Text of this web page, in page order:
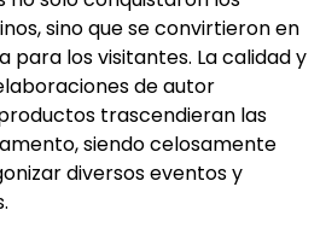
sino que se convirtieron en
para los visitantes. La calidad y
de autor
trascendieran las
siendo celosamente
diversos eventos y